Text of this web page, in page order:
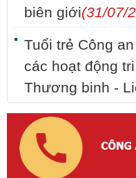
biên giới(31/07/
Tuổi trẻ Công
các hoạt động
Thương binh -